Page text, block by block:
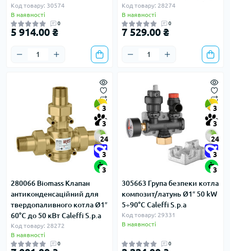
Код товару: 30574
В наявності
0
5 914.00 ₴
Код товару: 28274
В наявності
0
7 529.00 ₴
3
3
24
3
3
280066 Biomass Клапан
антиконденсаційний для
твердопаливного котла Ø1″
60°C до 50 кВт Caleffi S.p.a
Код товару: 28272
В наявності
0
3
3
24
3
3
305663 Група безпеки котла
композит/латунь Ø1″ 50 kW
5÷90°C Caleffi S.p.a
Код товару: 29331
В наявності
0